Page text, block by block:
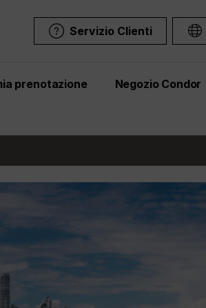
Servizio Clienti
prenotazione Negozio Condor